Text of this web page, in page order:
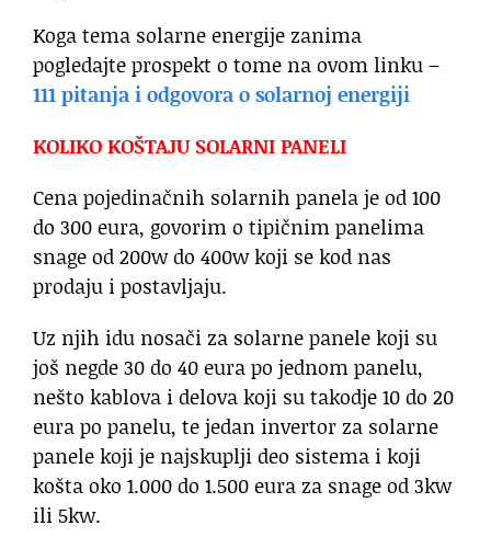
Koga tema solarne energije zanima
pogledajte prospekt o tome na ovom linku –
111 pitanja i odgovora o solarnoj energiji
KOLIKO KOŠTAJU SOLARNI PANELI
Cena pojedinačnih solarnih panela je od 100
do 300 eura, govorim o tipičnim panelima
snage od 200w do 400w koji se kod nas
prodaju i postavljaju.
Uz njih idu nosači za solarne panele koji su
još negde 30 do 40 eura po jednom panelu,
nešto kablova i delova koji su takodje 10 do 20
eura po panelu, te jedan invertor za solarne
panele koji je najskuplji deo sistema i koji
košta oko 1.000 do 1.500 eura za snage od 3kw
ili 5kw.